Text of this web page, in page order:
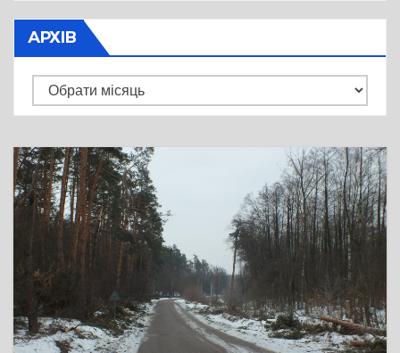
АРХІВ
Архів